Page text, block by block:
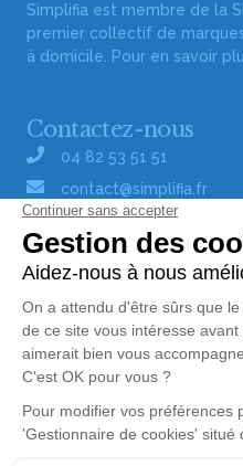
Simplifia est membre de la
premier collectif de
à domicile. Pour en savoir
Contactez-nous
04 82 53 51 51
contact@simplifia.fr
Réseaux sociaux
Liens utiles
Publier un avis de décès
Signaler un abus/une erreur